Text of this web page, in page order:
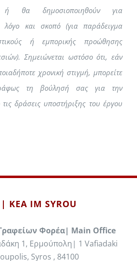
ή θα δημοσιοποιηθούν για
λόγο και σκοπό (για παράδειγμα
ή εμπορικής προώθησης
Σημειώνεται ωστόσο ότι, εάν
χρονική στιγμή, μπορείτε
τη βούλησή σας για την
δράσεις υποστήριξης του έργου
IM SYROU
Φορέα| Main Office
1, Ερμούπολη| 1 Vafiadaki
Syros , 84100